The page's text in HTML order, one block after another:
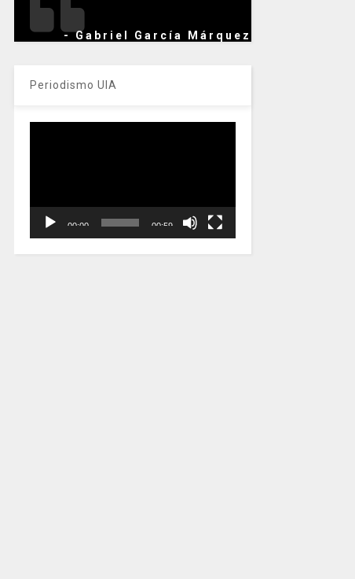
- Gabriel García Márquez
Periodismo UIA
00:00 00:59